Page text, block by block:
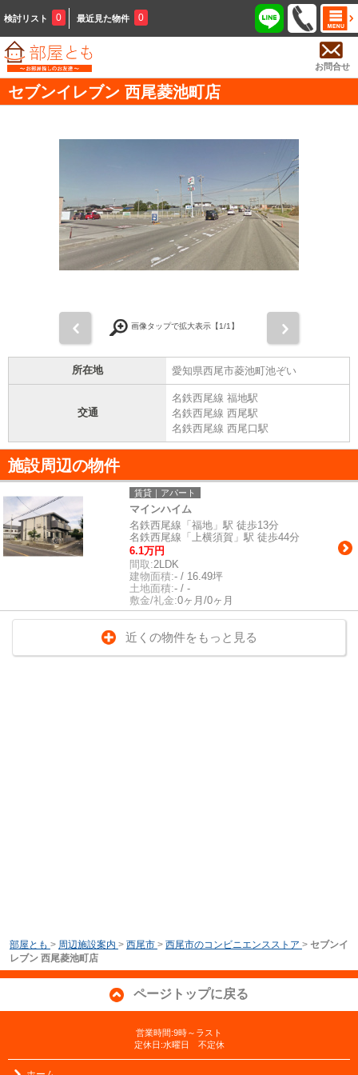
検討リスト 0 最近見た物件 0
お問合せ
セブンイレブン 西尾菱池町店
画像タップで拡大表示【1/1】
所在地 愛知県西尾市菱池町池ぞい
交通
名鉄西尾線 福地駅
名鉄西尾線 西尾駅
名鉄西尾線 西尾口駅
施設周辺の物件
賃貸｜アパート
マインハイム
名鉄西尾線「福地」駅 徒歩13分
名鉄西尾線「上横須賀」駅 徒歩44分
6.1万円
間取:2LDK
建物面積:- / 16.49坪
土地面積:- / -
敷金/礼金:0ヶ月/0ヶ月
近くの物件をもっと見る
部屋とも > 周辺施設案内 > 西尾市 > 西尾市のコンビニエンスストア > セブンイ
レブン 西尾菱池町店
ページトップに戻る
営業時間:9時～ラスト
定休日:水曜日 不定休